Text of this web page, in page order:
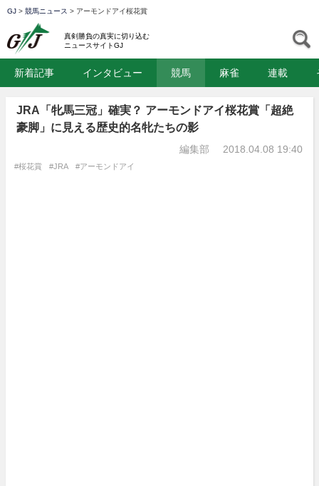
GJ > 競馬ニュース > アーモンドアイ桜花賞
真剣勝負の真実に切り込む
ニュースサイトGJ
新着記事 インタビュー 競馬 麻雀 連載
JRA「牝馬三冠」確実？ アーモンドアイ桜花賞「超絶
豪脚」に見える歴史的名牝たちの影
編集部 2018.04.08 19:40
#桜花賞 #JRA #アーモンドアイ